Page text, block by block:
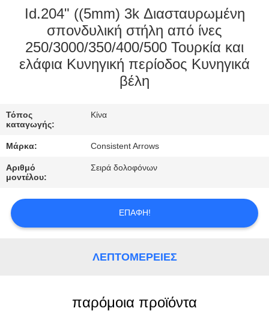
ΠΟΙΟΤΙΚΌΣ
ΈΛΕΓΧΟΣ
ΣΕ
ΕΠΑΦΉ
ΜΕ
ΖΗΤΉΣΤΕ
ΈΝΑ
Id.204" ((5mm) 3k Διασταυρωμένη
σπονδυλική στήλη από ίνες
250/3000/350/400/500 Τουρκία και
ελάφια Κυνηγική περίοδος Κυνηγικά
βέλη
Τόπος
καταγωγής:
Κίνα
Μάρκα: Consistent Arrows
Αριθμό
μοντέλου:
Σειρά δολοφόνων
ΕΠΑΦΉ!
ΛΕΠΤΟΜΈΡΕΙΕΣ
παρόμοια προϊόντα